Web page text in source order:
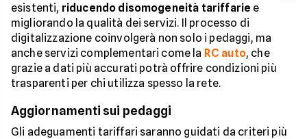
esistenti, riducendo disomogeneità tariffarie e
migliorando la qualità dei servizi. Il processo di
digitalizzazione coinvolgerà non solo i pedaggi, ma
anche servizi complementari come la RC auto, che
grazie a dati più accurati potrà offrire condizioni più
trasparenti per chi utilizza spesso la rete.
Aggiornamenti sui pedaggi
Gli adeguamenti tariffari saranno guidati da criteri più